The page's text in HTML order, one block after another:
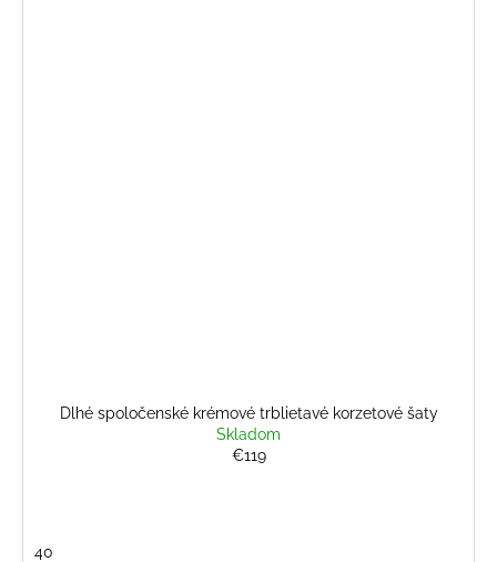
Dlhé spoločenské krémové trblietavé korzetové šaty
Skladom
€119
40